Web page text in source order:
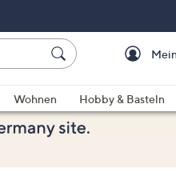
Wohnen Hobby & Basteln